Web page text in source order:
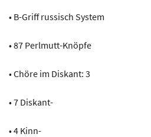
• B-Griff russisch System
• 87 Perlmutt-Knöpfe
• Chöre im Diskant: 3
• 7 Diskant-
• 4 Kinn-